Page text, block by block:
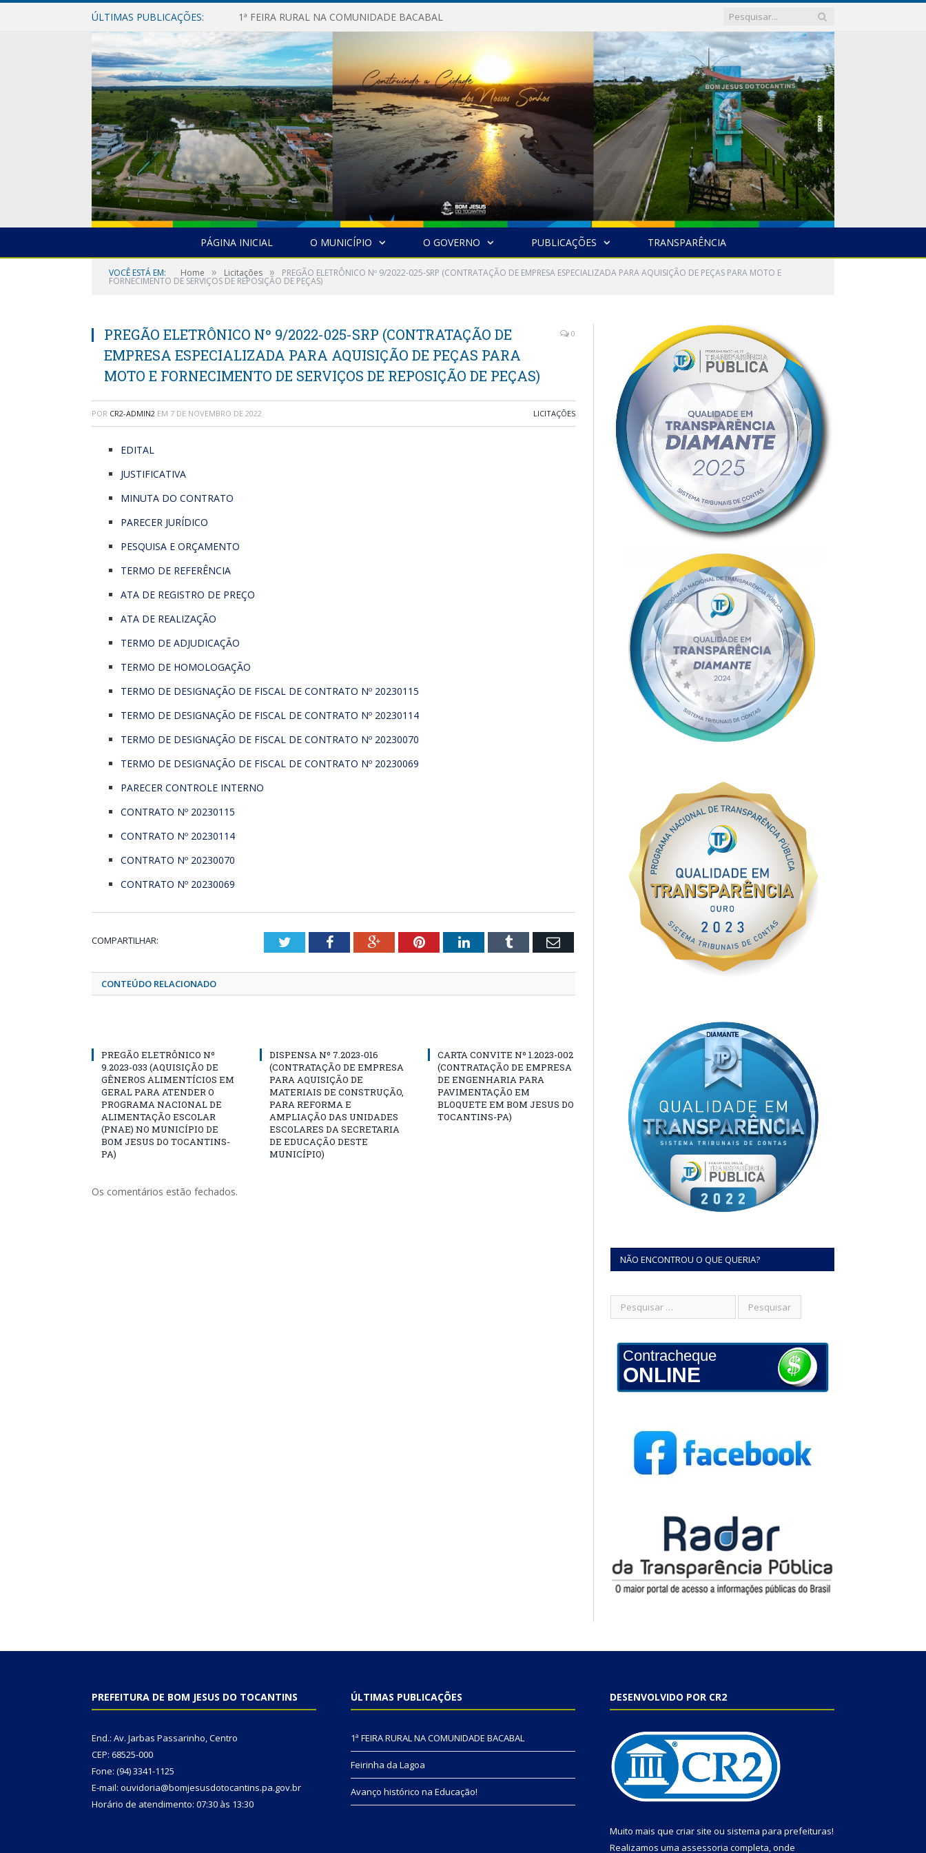
ÚLTIMAS PUBLICAÇÕES: 1ª FEIRA RURAL NA COMUNIDADE BACABAL
PÁGINA INICIAL O MUNICÍPIO O GOVERNO PUBLICAÇÕES TRANSPARÊNCIA
VOCÊ ESTÁ EM: Home » Licitações » PREGÃO ELETRÔNICO Nº 9/2022-025-SRP (CONTRATAÇÃO DE EMPRESA ESPECIALIZADA PARA AQUISIÇÃO DE PEÇAS PARA MOTO E
FORNECIMENTO DE SERVIÇOS DE REPOSIÇÃO DE PEÇAS)
PREGÃO ELETRÔNICO Nº 9/2022-025-SRP (CONTRATAÇÃO DE
EMPRESA ESPECIALIZADA PARA AQUISIÇÃO DE PEÇAS PARA
MOTO E FORNECIMENTO DE SERVIÇOS DE REPOSIÇÃO DE PEÇAS)
0
POR CR2-ADMIN2 EM 7 DE NOVEMBRO DE 2022 LICITAÇÕES
EDITAL
JUSTIFICATIVA
MINUTA DO CONTRATO
PARECER JURÍDICO
PESQUISA E ORÇAMENTO
TERMO DE REFERÊNCIA
ATA DE REGISTRO DE PREÇO
ATA DE REALIZAÇÃO
TERMO DE ADJUDICAÇÃO
TERMO DE HOMOLOGAÇÃO
TERMO DE DESIGNAÇÃO DE FISCAL DE CONTRATO Nº 20230115
TERMO DE DESIGNAÇÃO DE FISCAL DE CONTRATO Nº 20230114
TERMO DE DESIGNAÇÃO DE FISCAL DE CONTRATO Nº 20230070
TERMO DE DESIGNAÇÃO DE FISCAL DE CONTRATO Nº 20230069
PARECER CONTROLE INTERNO
CONTRATO Nº 20230115
CONTRATO Nº 20230114
CONTRATO Nº 20230070
CONTRATO Nº 20230069
COMPARTILHAR: TwitterFacebookGoogle+PinterestLinkedInTumblr Email
CONTEÚDO RELACIONADO
PREGÃO ELETRÔNICO Nº
9.2023-033 (AQUISIÇÃO DE
GÊNEROS ALIMENTÍCIOS EM
GERAL PARA ATENDER O
PROGRAMA NACIONAL DE
ALIMENTAÇÃO ESCOLAR
(PNAE) NO MUNICÍPIO DE
BOM JESUS DO TOCANTINS-
PA)
DISPENSA Nº 7.2023-016
(CONTRATAÇÃO DE EMPRESA
PARA AQUISIÇÃO DE
MATERIAIS DE CONSTRUÇÃO,
PARA REFORMA E
AMPLIAÇÃO DAS UNIDADES
ESCOLARES DA SECRETARIA
DE EDUCAÇÃO DESTE
MUNICÍPIO)
CARTA CONVITE Nº 1.2023-002
(CONTRATAÇÃO DE EMPRESA
DE ENGENHARIA PARA
PAVIMENTAÇÃO EM
BLOQUETE EM BOM JESUS DO
TOCANTINS-PA)
Os comentários estão fechados.
NÃO ENCONTROU O QUE QUERIA?
Contracheque
ONLINE
PREFEITURA DE BOM JESUS DO TOCANTINS
End.: Av. Jarbas Passarinho, Centro
CEP: 68525-000
Fone: (94) 3341-1125
E-mail: ouvidoria@bomjesusdotocantins.pa.gov.br
Horário de atendimento: 07:30 às 13:30
ÚLTIMAS PUBLICAÇÕES
1ª FEIRA RURAL NA COMUNIDADE BACABAL
Feirinha da Lagoa
Avanço histórico na Educação!
DESENVOLVIDO POR CR2
Muito mais que criar site ou sistema para prefeituras!
Realizamos uma assessoria completa, onde